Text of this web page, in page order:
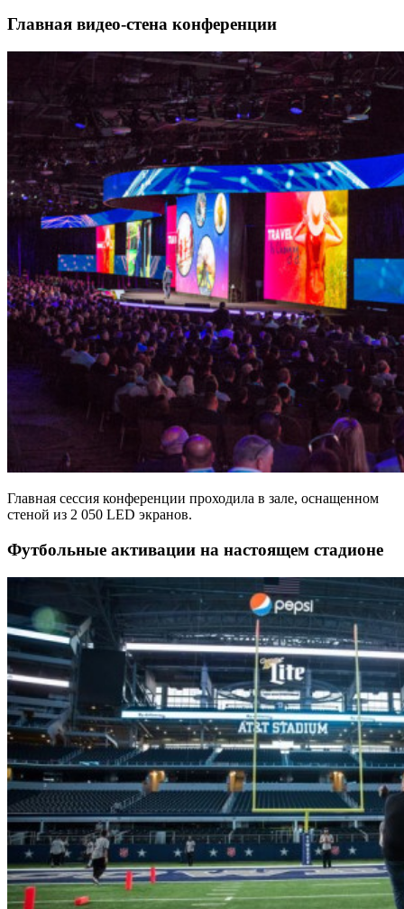
Главная видео-стена конференции
Главная сессия конференции проходила в зале, оснащенном
стеной из 2 050 LED экранов.
Футбольные активации на настоящем стадионе